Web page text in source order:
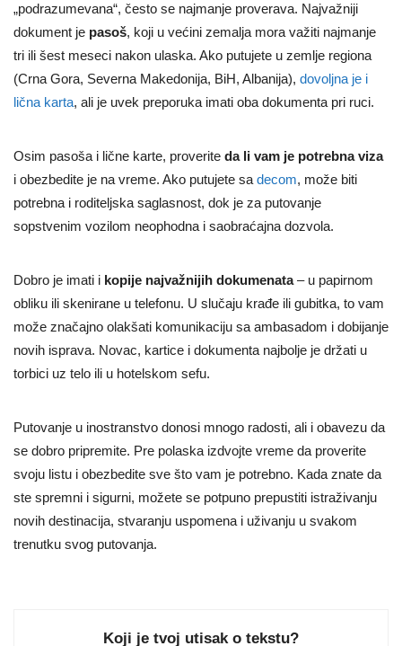
„podrazumevana“, često se najmanje proverava. Najvažniji
dokument je pasoš, koji u većini zemalja mora važiti najmanje
tri ili šest meseci nakon ulaska. Ako putujete u zemlje regiona
(Crna Gora, Severna Makedonija, BiH, Albanija), dovoljna je i
lična karta, ali je uvek preporuka imati oba dokumenta pri ruci.
Osim pasoša i lične karte, proverite da li vam je potrebna viza
i obezbedite je na vreme. Ako putujete sa decom, može biti
potrebna i roditeljska saglasnost, dok je za putovanje
sopstvenim vozilom neophodna i saobraćajna dozvola.
Dobro je imati i kopije najvažnijih dokumenata– u papirnom
obliku ili skenirane u telefonu. U slučaju krađe ili gubitka, to vam
može značajno olakšati komunikaciju sa ambasadom i dobijanje
novih isprava. Novac, kartice i dokumenta najbolje je držati u
torbici uz telo ili u hotelskom sefu.
Putovanje u inostranstvo donosi mnogo radosti, ali i obavezu da
se dobro pripremite. Pre polaska izdvojte vreme da proverite
svoju listu i obezbedite sve što vam je potrebno. Kada znate da
ste spremni i sigurni, možete se potpuno prepustiti istraživanju
novih destinacija, stvaranju uspomena i uživanju u svakom
trenutku svog putovanja.
Koji je tvoj utisak o tekstu?